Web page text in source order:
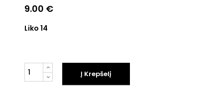
9.00 €
Liko 14
Kiekis
Į Krepšelį